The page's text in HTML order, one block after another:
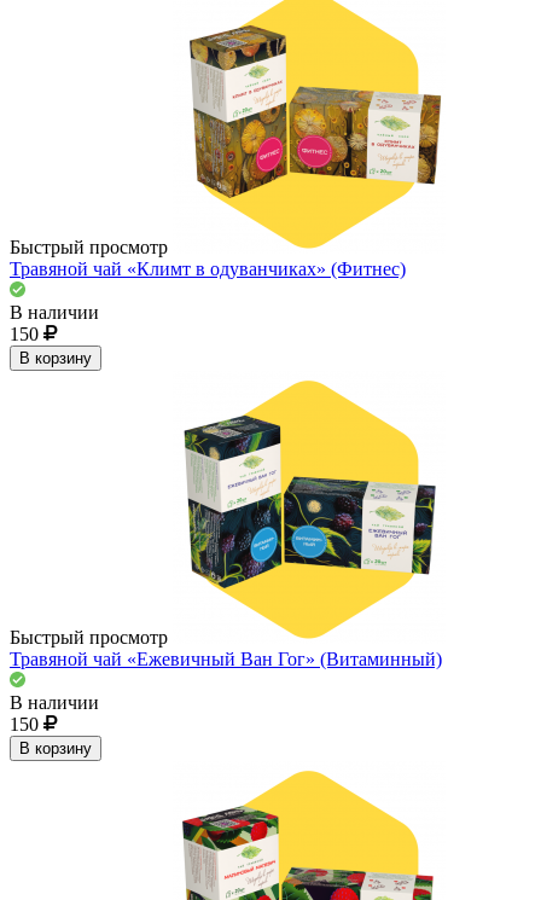
Быстрый просмотр
Травяной чай «Климт в одуванчиках» (Фитнес)
В наличии
150
В корзину
Быстрый просмотр
Травяной чай «Ежевичный Ван Гог» (Витаминный)
В наличии
150
В корзину